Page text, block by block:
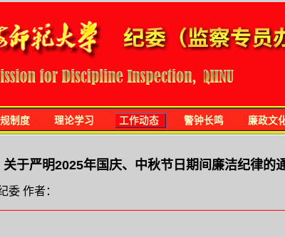
制度 理论学习 工作动态 警钟长鸣 廉政文
关于严明2025年国庆、中秋节日期间廉洁纪律的
委 作者：